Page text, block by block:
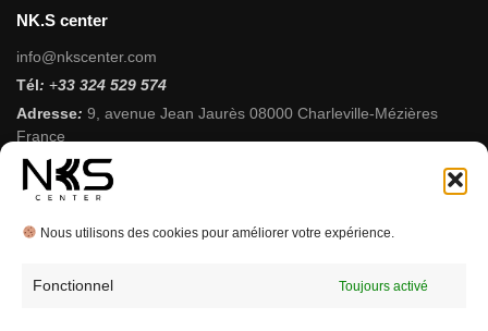
Nous utilisons des cookies pour améliorer votre expérience.
Fonctionnel Toujours activé
NK.S center
info@nkscenter.com
Tél: +33 324 529 574
Adresse: 9, avenue Jean Jaurès 08000 Charleville-Mézières
France
Horaires:Du Mardi au Samedi 9h 12h-14h 19h
Siret: 95370372500010
TVA: FR60953703725